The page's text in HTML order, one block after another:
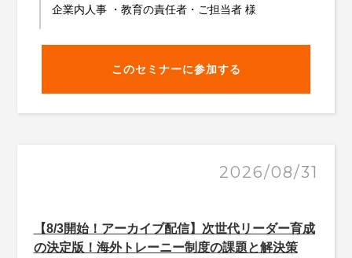
企業内人事 ・教育の責任者・ご担当者 様
このセミナーに参加する
2026/08/31
【8/3開始！アーカイブ配信】次世代リーダー育成
の決定版！海外トレーニー制度の課題と解決策